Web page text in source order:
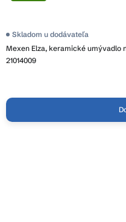
Mexen Elza, keramické umývadlo
21014009
Skladom u dodávateľa